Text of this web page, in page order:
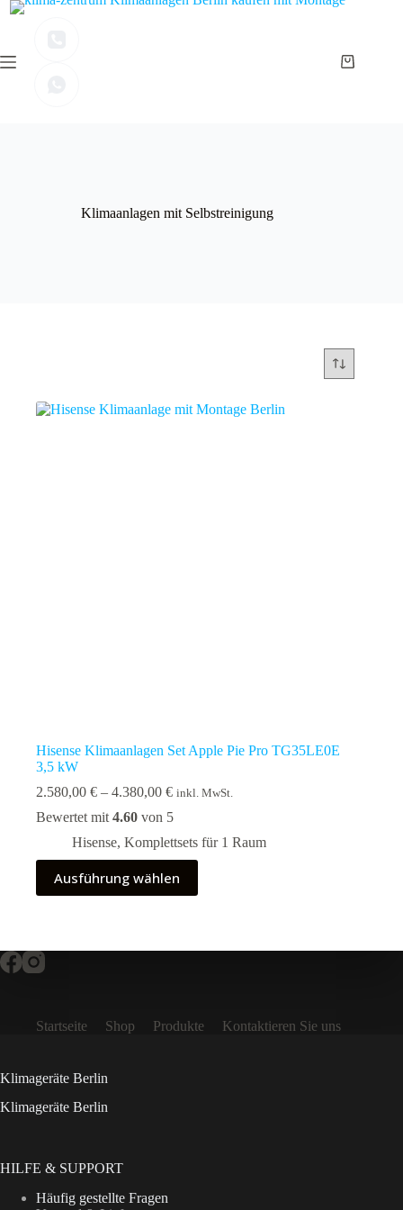
Zum
Warenkorb
Klimaanlagen mit Selbstreinigung
Hisense Klimaanlagen Set Apple Pie Pro TG35LE0E
3,5 kW
2.580,00 € – 4.380,00 €Preisspanne:
bis
4.380,00 €
inkl. MwSt.
Bewertet mit 4.60 von 5
Hisense, Komplettsets für 1 Raum
Ausführung wählen
Dieses
Produkt
weist
auf.
Die
der
werden
Startseite Shop Produkte Kontaktieren Sie uns
Klimageräte Berlin
Klimageräte Berlin
HILFE & SUPPORT
Häufig gestellte Fragen